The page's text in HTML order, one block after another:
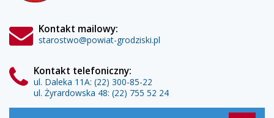
wsparcia
rodziców
dzieci
zaburzeniami
Kontakt mailowy:
starostwo@powiat-grodziski.pl
Kontakt telefoniczny:
ul. Daleka 11A: (22) 300-85-22
ul. Żyrardowska 48: (22) 755 52 24